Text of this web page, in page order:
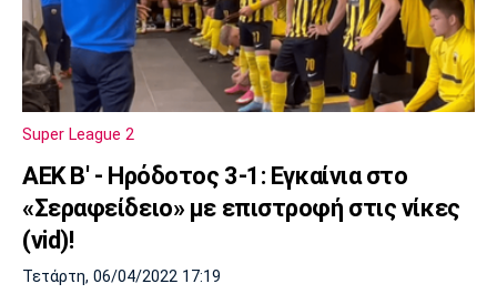
Super League 2
ΑΕΚ Β' - Ηρόδοτος 3-1: Εγκαίνια στο
«Σεραφείδειο» με επιστροφή στις νίκες
(vid)!
Τετάρτη, 06/04/2022 17:19